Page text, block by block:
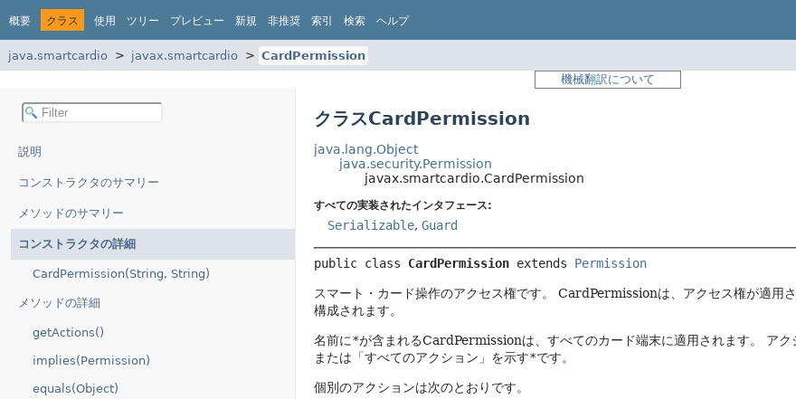
概要 クラス 使用 ツリー プレビュー 新規 非推奨 索引 検索 ヘルプ
java.smartcardio javax.smartcardio
CardPermission
機械翻訳について
説明
コンストラクタのサマリー
メソッドのサマリー
コンストラクタの詳細
CardPermission(String, String)
メソッドの詳細
getActions()
implies(Permission)
equals(Object)
クラスCardPermission
java.lang.Object
java.security.Permission
javax.smartcardio.CardPermission
すべての実装されたインタフェース:
Serializable, Guard
public class CardPermission extends Permission
スマート・カード操作のアクセス権です。
CardPermissionは、アクセス権が適用
構成されます。
名前に*が含まれるCardPermissionは、すべてのカード端末に適用されます。
アク
または「すべてのアクション」を示す*です。
個別のアクションは次のとおりです。